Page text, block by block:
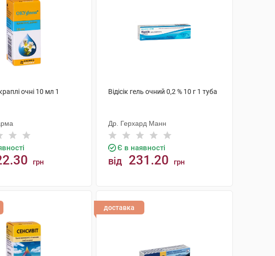
очні 10 мл 1
грн
Відісік гель очний 0,2 % 10 г 1 туба
Др. Герхард Манн
Є в наявності
від 231.20 грн
доставка